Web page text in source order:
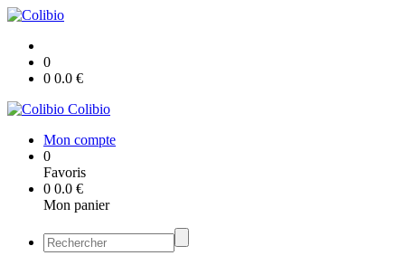
0
0 0.0 €
Colibio
Mon compte
0
Favoris
0 0.0 €
Mon panier